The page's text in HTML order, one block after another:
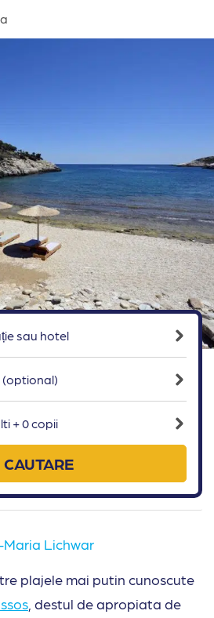
+ 0 copii
CAUTARE
Lichwar
plajele mai putin cunoscute
, destul de apropiata de